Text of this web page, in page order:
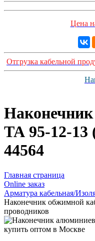
Цена
Отгрузка кабельной
ТА 95-12-13
44564
Главная страница
Оnline заказ
Арматура кабельная/
Наконечник обжимной
проводников